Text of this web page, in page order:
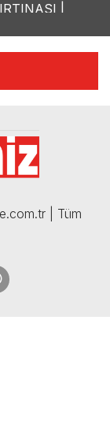
|
|
| Tüm